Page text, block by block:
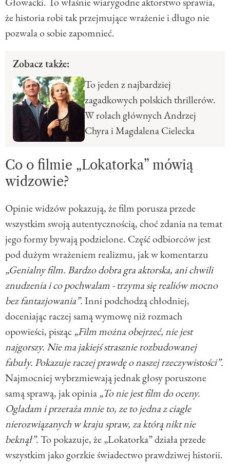
że historia robi tak przejmujące wrażenie i długo nie
pozwala o sobie zapomnieć.
Zobacz także:
To jeden z najbardziej
zagadkowych polskich thrillerów.
W rolach głównych Andrzej
Chyra i Magdalena Cielecka
Co o filmie „Lokatorka” mówią
widzowie?
Opinie widzów pokazują, że film porusza przede
wszystkim swoją autentycznością, choć zdania na temat
jego formy bywają podzielone. Część odbiorców jest
pod dużym wrażeniem realizmu, jak w komentarzu
„Genialny film. Bardzo dobra gra aktorska, ani chwili
znudzenia i co pochwalam - trzyma się realiów mocno
bez fantazjowania”.Inni podchodzą chłodniej,
doceniając raczej samą wymowę niż rozmach
opowieści, pisząc„Film można obejrzeć, nie jest
najgorszy. Nie ma jakiejś strasznie rozbudowanej
fabuły. Pokazuje raczej prawdę o naszej rzeczywistości”.
Najmocniej wybrzmiewają jednak głosy poruszone
samą sprawą, jak opinia„To nie jest film do oceny.
Ogladam i przeraża mnie to, ze to jedna z ciagle
nierozwiązanych w kraju spraw, za którą nikt nie
beknął”.To pokazuje, że „Lokatorka” działa przede
wszystkim jako gorzkie świadectwo prawdziwej historii.